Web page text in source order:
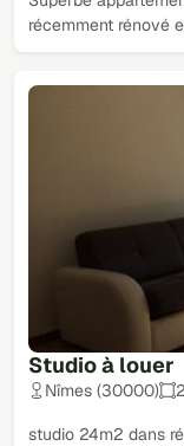
récemment rénové
Studio à louer
Nîmes (30000)
studio 24m2 dans